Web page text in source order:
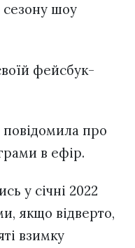
сезону шоу
фейсбук-
про
в ефір.
у січні 2022
якщо відверто,
взимку